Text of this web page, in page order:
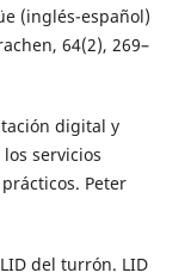
(inglés-español)
64(2), 269–
digital y
servicios
Peter
del turrón. LID